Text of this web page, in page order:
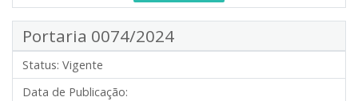
Portaria 0074/2024
Status: Vigente
Data de Publicação: